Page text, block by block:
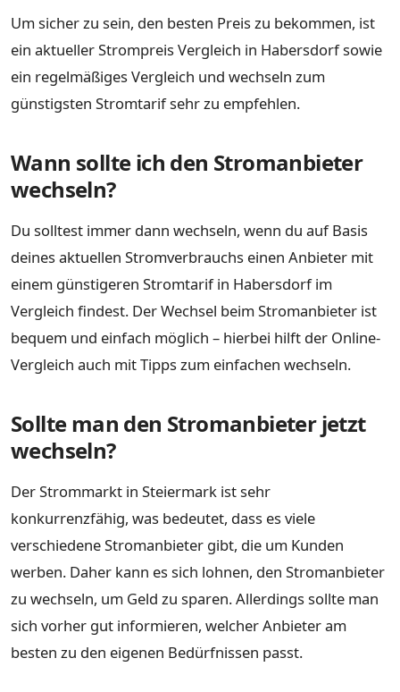
Um sicher zu sein, den besten Preis zu bekommen, ist
ein aktueller Strompreis Vergleich in Habersdorf sowie
ein regelmäßiges Vergleich und wechseln zum
günstigsten Stromtarif sehr zu empfehlen.
Wann sollte ich den Stromanbieter
wechseln?
Du solltest immer dann wechseln, wenn du auf Basis
deines aktuellen Stromverbrauchs einen Anbieter mit
einem günstigeren Stromtarif in Habersdorf im
Vergleich findest. Der Wechsel beim Stromanbieter ist
bequem und einfach möglich – hierbei hilft der Online-
Vergleich auch mit Tipps zum einfachen wechseln.
Sollte man den Stromanbieter jetzt
wechseln?
Der Strommarkt in Steiermark ist sehr
konkurrenzfähig, was bedeutet, dass es viele
verschiedene Stromanbieter gibt, die um Kunden
werben. Daher kann es sich lohnen, den Stromanbieter
zu wechseln, um Geld zu sparen. Allerdings sollte man
sich vorher gut informieren, welcher Anbieter am
besten zu den eigenen Bedürfnissen passt.